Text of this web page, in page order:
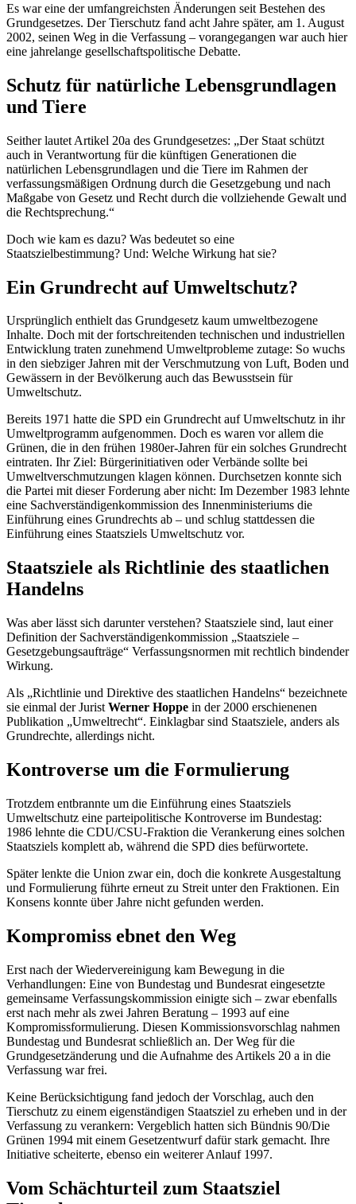
Es war eine der umfangreichsten Änderungen seit Bestehen des
Grundgesetzes. Der Tierschutz fand acht Jahre später, am 1. August
2002, seinen Weg in die Verfassung – vorangegangen war auch hier
eine jahrelange gesellschaftspolitische Debatte.
Schutz für natürliche Lebensgrundlagen
und Tiere
Seither lautet Artikel 20a des Grundgesetzes: „Der Staat schützt
auch in Verantwortung für die künftigen Generationen die
natürlichen Lebensgrundlagen und die Tiere im Rahmen der
verfassungsmäßigen Ordnung durch die Gesetzgebung und nach
Maßgabe von Gesetz und Recht durch die vollziehende Gewalt und
die Rechtsprechung.“
Doch wie kam es dazu? Was bedeutet so eine
Staatszielbestimmung? Und: Welche Wirkung hat sie?
Ein Grundrecht auf Umweltschutz?
Ursprünglich enthielt das Grundgesetz kaum umweltbezogene
Inhalte. Doch mit der fortschreitenden technischen und industriellen
Entwicklung traten zunehmend Umweltprobleme zutage: So wuchs
in den siebziger Jahren mit der Verschmutzung von Luft, Boden und
Gewässern in der Bevölkerung auch das Bewusstsein für
Umweltschutz.
Bereits 1971 hatte die SPD ein Grundrecht auf Umweltschutz in ihr
Umweltprogramm aufgenommen. Doch es waren vor allem die
Grünen, die in den frühen 1980er-Jahren für ein solches Grundrecht
eintraten. Ihr Ziel: Bürgerinitiativen oder Verbände sollte bei
Umweltverschmutzungen klagen können. Durchsetzen konnte sich
die Partei mit dieser Forderung aber nicht: Im Dezember 1983 lehnte
eine Sachverständigenkommission des Innenministeriums die
Einführung eines Grundrechts ab – und schlug stattdessen die
Einführung eines Staatsziels Umweltschutz vor.
Staatsziele als Richtlinie des staatlichen
Handelns
Was aber lässt sich darunter verstehen? Staatsziele sind, laut einer
Definition der Sachverständigenkommission „Staatsziele –
Gesetzgebungsaufträge“ Verfassungsnormen mit rechtlich bindender
Wirkung.
Als „Richtlinie und Direktive des staatlichen Handelns“ bezeichnete
sie einmal der Jurist Werner Hoppe in der 2000 erschienenen
Publikation „Umweltrecht“. Einklagbar sind Staatsziele, anders als
Grundrechte, allerdings nicht.
Kontroverse um die Formulierung
Trotzdem entbrannte um die Einführung eines Staatsziels
Umweltschutz eine parteipolitische Kontroverse im Bundestag:
1986 lehnte die CDU/CSU-Fraktion die Verankerung eines solchen
Staatsziels komplett ab, während die SPD dies befürwortete.
Später lenkte die Union zwar ein, doch die konkrete Ausgestaltung
und Formulierung führte erneut zu Streit unter den Fraktionen. Ein
Konsens konnte über Jahre nicht gefunden werden.
Kompromiss ebnet den Weg
Erst nach der Wiedervereinigung kam Bewegung in die
Verhandlungen: Eine von Bundestag und Bundesrat eingesetzte
gemeinsame Verfassungskommission einigte sich – zwar ebenfalls
erst nach mehr als zwei Jahren Beratung – 1993 auf eine
Kompromissformulierung. Diesen Kommissionsvorschlag nahmen
Bundestag und Bundesrat schließlich an. Der Weg für die
Grundgesetzänderung und die Aufnahme des Artikels 20 a in die
Verfassung war frei.
Keine Berücksichtigung fand jedoch der Vorschlag, auch den
Tierschutz zu einem eigenständigen Staatsziel zu erheben und in der
Verfassung zu verankern: Vergeblich hatten sich Bündnis 90/Die
Grünen 1994 mit einem Gesetzentwurf dafür stark gemacht. Ihre
Initiative scheiterte, ebenso ein weiterer Anlauf 1997.
Vom Schächturteil zum Staatsziel